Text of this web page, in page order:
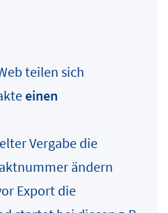
teilen sich
einen
Vergabe die
ändern
Export die